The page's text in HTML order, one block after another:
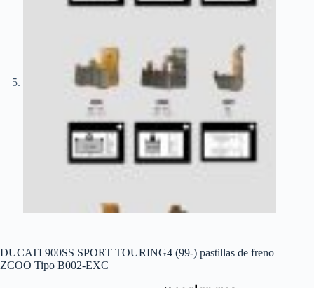
DUCATI 900SS SPORT TOURING4 (99-) pastillas de freno
ZCOO Tipo B002-EXC